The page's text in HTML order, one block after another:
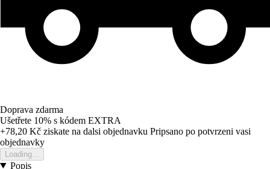
Doprava zdarma
Ušetřete 10% s kódem EXTRA
+78,20 Kč ziskate na dalsi objednavku Pripsano po potvrzeni vasi
objednavky
Loading...
Popis